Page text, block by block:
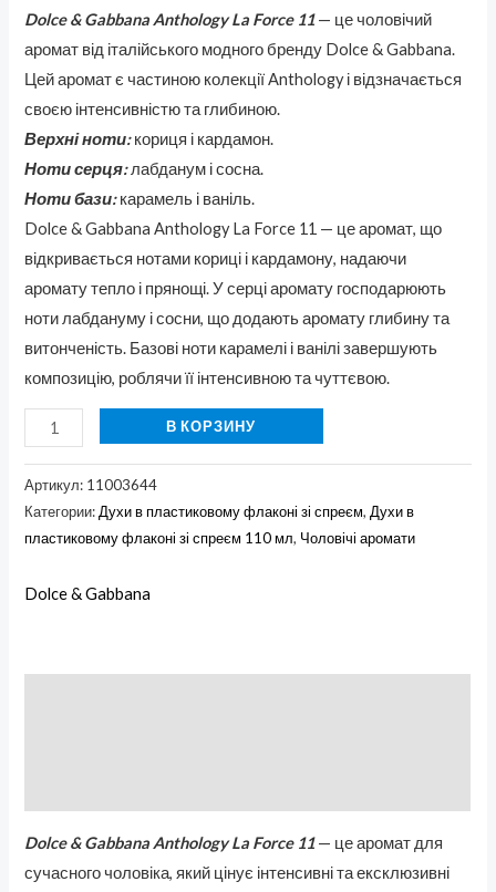
Dolce & Gabbana Anthology La Force 11— це чоловічий
аромат від італійського модного бренду Dolce & Gabbana.
Цей аромат є частиною колекції Anthology і відзначається
своєю інтенсивністю та глибиною.
Верхні ноти:кориця і кардамон.
Ноти серця:лабданум і сосна.
Ноти бази:карамель і ваніль.
Dolce & Gabbana Anthology La Force 11 — це аромат, що
відкривається нотами кориці і кардамону, надаючи
аромату тепло і прянощі. У серці аромату господарюють
ноти лабдануму і сосни, що додають аромату глибину та
витонченість. Базові ноти карамелі і ванілі завершують
композицію, роблячи її інтенсивною та чуттєвою.
В КОРЗИНУ
Артикул: 11003644
Категории:Духи в пластиковому флаконі зі спреєм,Духи в
пластиковому флаконі зі спреєм 110 мл, Чоловічі аромати
Dolce & Gabbana
Dolce & Gabbana Anthology La Force 11— це аромат для
сучасного чоловіка, який цінує інтенсивні та ексклюзивні